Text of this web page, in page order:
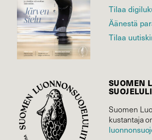
Tilaa
Äänestä
Tilaa
SUOMEN
Suomen
kustantaja